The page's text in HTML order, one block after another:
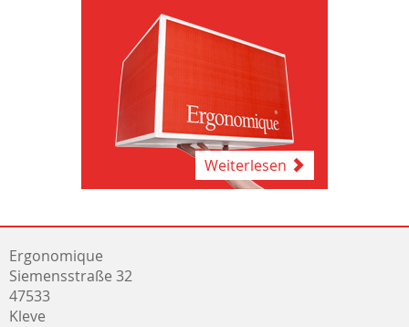
Weiterlesen
Ergonomique
Siemensstraße 32
47533
Kleve